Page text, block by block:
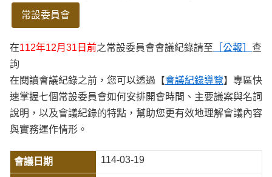
常設委員會
在112年12月31日前之常設委員會會議紀錄請至 ［公報］ 查
詢
在閱讀會議紀錄之前，您可以透過【會議紀錄導覽】專區快
速掌握七個常設委員會如何安排開會時間、主要議案與名詞
說明，以及會議紀錄的特點，幫助您更有效地理解會議內容
與實務運作情形。
114-03-19